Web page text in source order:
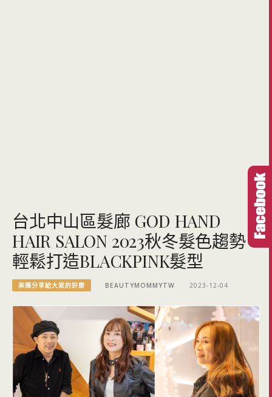
台北中山區髮廊 GOD HAND
HAIR SALON 2023秋冬髮色趨勢
輕鬆打造BLACKPINK髮型
美媽分享給大家的好康 BEAUTYMOMMYTW 2023-12-04